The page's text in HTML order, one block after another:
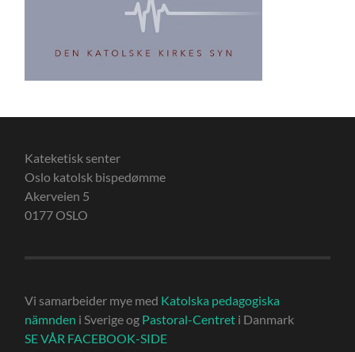
Kateketisk senter
Oslo katolsk bispedømme
Akerveien 5
0177 OSLO
Vi samarbeider mye med Katolska pedagogiska
nämnden i Sverige og Pastoral-Centret i Danmark
SE VÅR FACEBOOK-SIDE